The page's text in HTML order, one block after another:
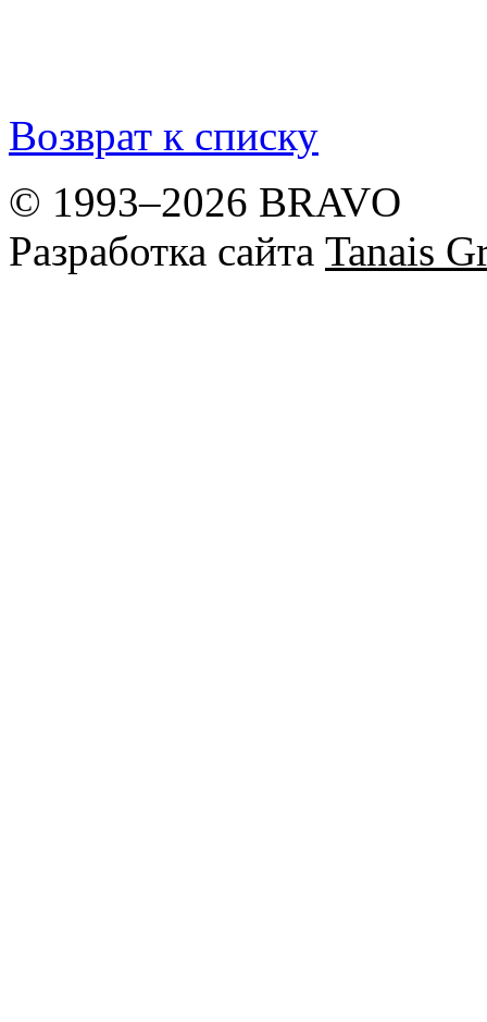
Возврат к списку
© 1993–2026 BRAVO
Разработка сайта Tanais